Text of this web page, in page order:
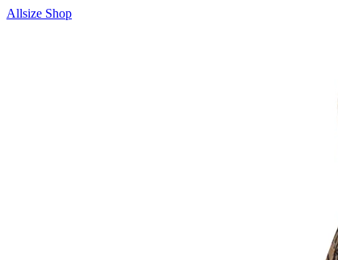
Allsize Shop